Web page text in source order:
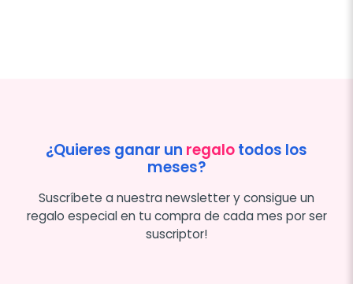
¿Quieres ganar un regalotodos los
meses?
Suscríbete a nuestra newsletter y consigue un
regalo especial en tu compra de cada mes por ser
suscriptor!